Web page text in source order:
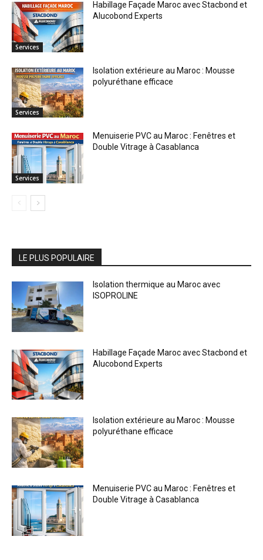
Services
Habillage Façade Maroc avec Stacbond et
Alucobond Experts
Services
Isolation extérieure au Maroc : Mousse
polyuréthane efficace
Services
Menuiserie PVC au Maroc : Fenêtres et
Double Vitrage à Casablanca
LE PLUS POPULAIRE
Isolation thermique au Maroc avec
ISOPROLINE
Habillage Façade Maroc avec Stacbond et
Alucobond Experts
Isolation extérieure au Maroc : Mousse
polyuréthane efficace
Menuiserie PVC au Maroc : Fenêtres et
Double Vitrage à Casablanca